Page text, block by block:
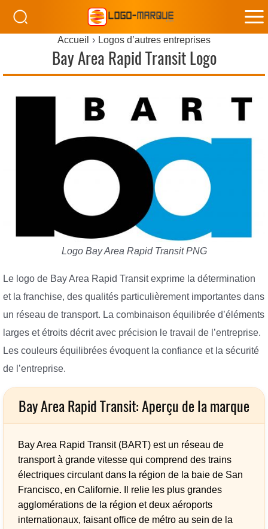
Accueil Logos d’autres entreprises
Bay Area Rapid Transit Logo
Logo Bay Area Rapid Transit PNG
Le logo de Bay Area Rapid Transit exprime la détermination
et la franchise, des qualités particulièrement importantes dans
un réseau de transport. La combinaison équilibrée d’éléments
larges et étroits décrit avec précision le travail de l’entreprise.
Les couleurs équilibrées évoquent la confiance et la sécurité
de l’entreprise.
Bay Area Rapid Transit: Aperçu de la marque
Bay Area Rapid Transit (BART) est un réseau de
transport à grande vitesse qui comprend des trains
électriques circulant dans la région de la baie de San
Francisco, en Californie. Il relie les plus grandes
agglomérations de la région et deux aéroports
internationaux, faisant office de métro au sein de la